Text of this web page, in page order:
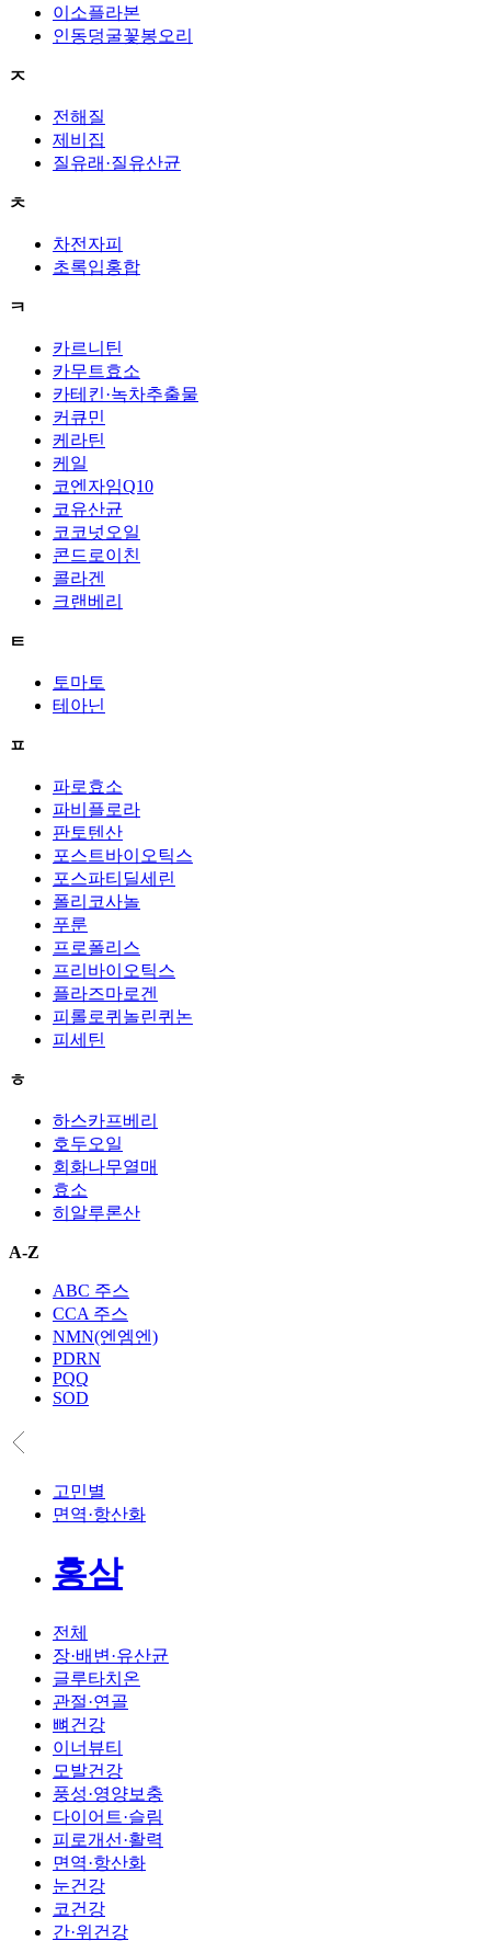
이소플라본
인동덩굴꽃봉오리
ㅈ
전해질
제비집
질유래·질유산균
ㅊ
차전자피
초록입홍합
ㅋ
카르니틴
카무트효소
카테킨·녹차추출물
커큐민
케라틴
케일
코엔자임Q10
코유산균
코코넛오일
콘드로이친
콜라겐
크랜베리
ㅌ
토마토
테아닌
ㅍ
파로효소
파비플로라
판토텐산
포스트바이오틱스
포스파티딜세린
폴리코사놀
푸룬
프로폴리스
프리바이오틱스
플라즈마로겐
피롤로퀴놀린퀴논
피세틴
ㅎ
하스카프베리
호두오일
회화나무열매
효소
히알루론산
A-Z
ABC 주스
CCA 주스
NMN(엔엠엔)
PDRN
PQQ
SOD
고민별
면역·항산화
홍삼
전체
장·배변·유산균
글루타치온
관절·연골
뼈건강
이너뷰티
모발건강
풍성·영양보충
다이어트·슬림
피로개선·활력
면역·항산화
눈건강
코건강
간·위건강